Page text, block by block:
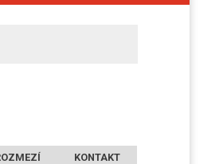
KONTAKT